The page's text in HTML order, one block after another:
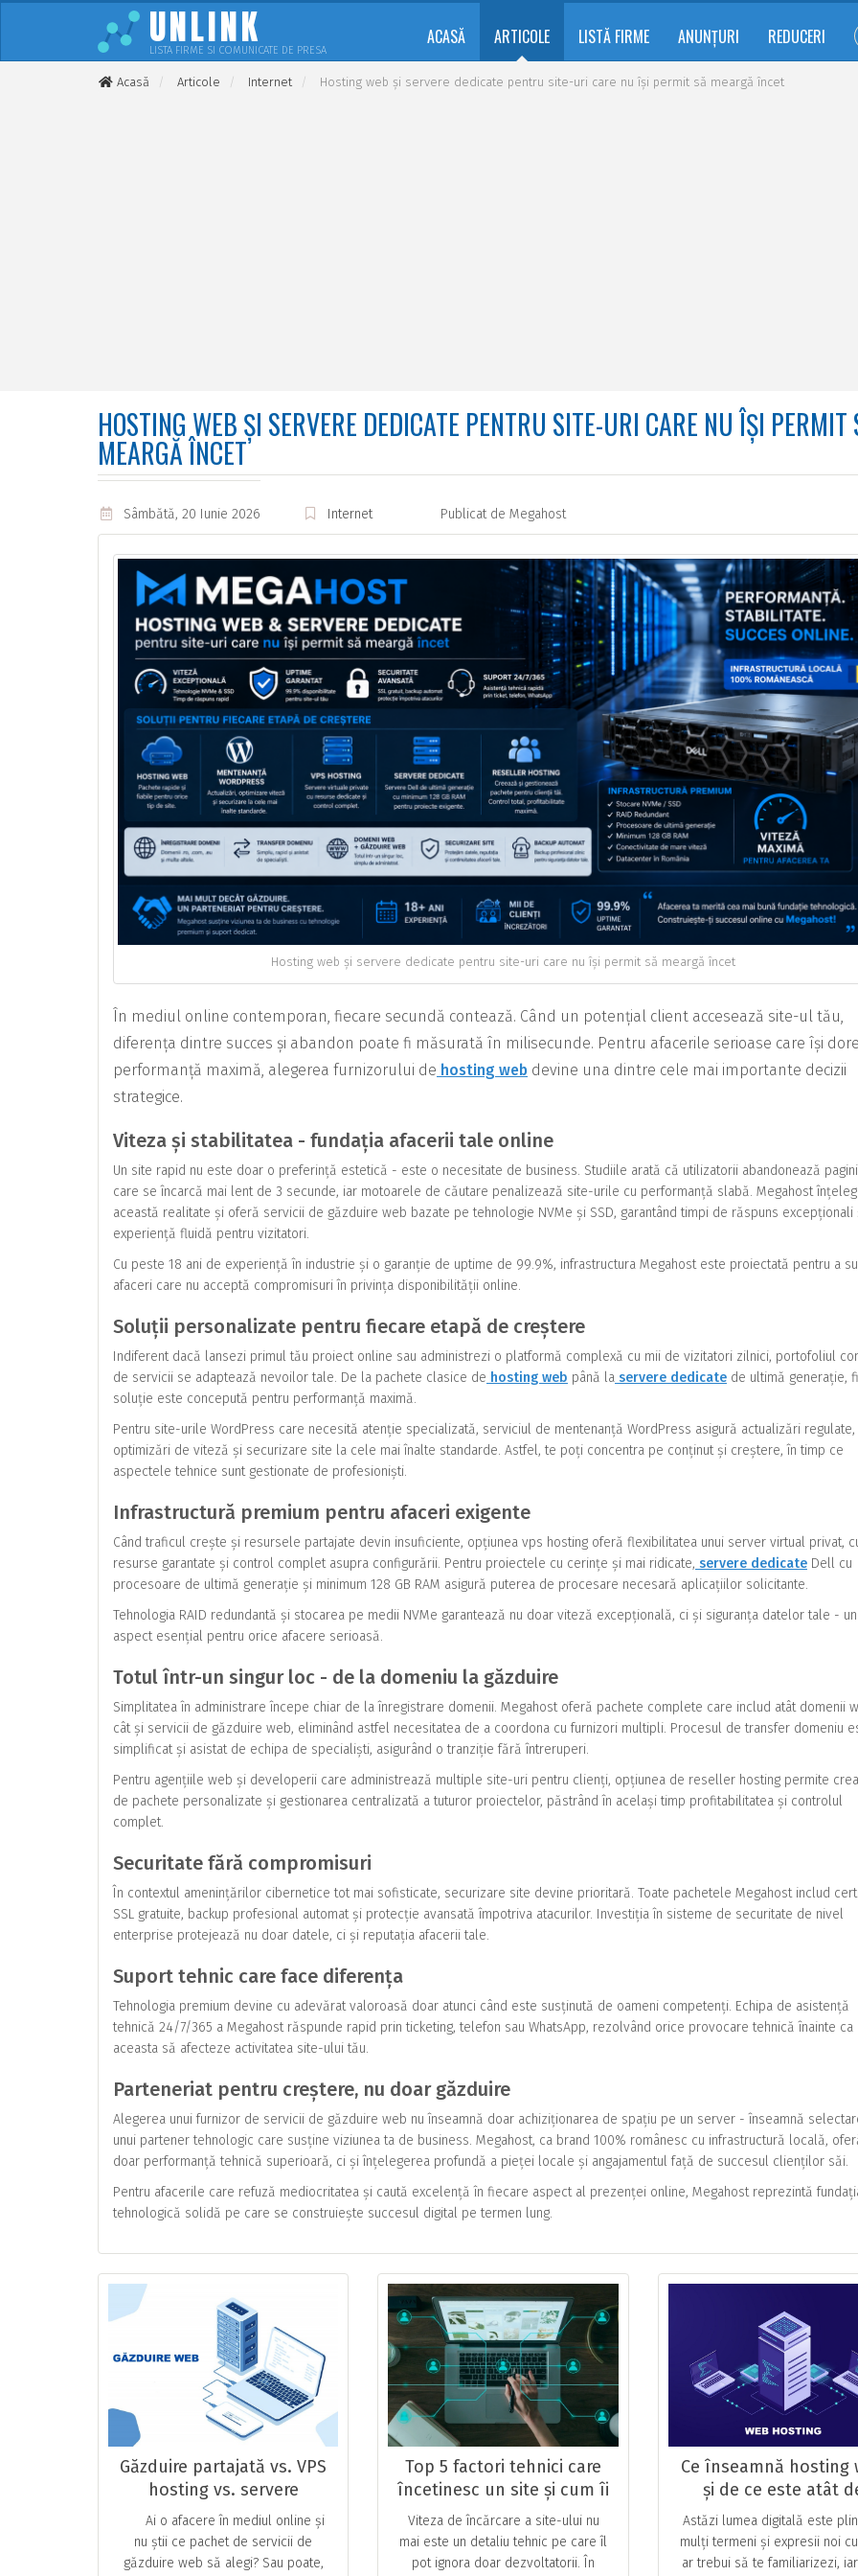
UNLINK
LISTA FIRME SI COMUNICATE DE PRESA
ACASĂ ARTICOLE LISTĂ FIRME ANUNȚURI REDUCERI
Acasă Articole Internet Hosting web și servere dedicate pentru site-uri care nu își permit să meargă încet
HOSTING WEB ȘI SERVERE DEDICATE PENTRU SITE-URI CARE NU ÎȘI PERMIT
MEARGĂ ÎNCET
Sâmbătă, 20 Iunie 2026 Internet Publicat de Megahost
Hosting web și servere dedicate pentru site-uri care nu își permit să meargă încet
În mediul online contemporan, fiecare secundă contează. Când un potențial client accesează site-ul tău,
diferența dintre succes și abandon poate fi măsurată în milisecunde. Pentru afacerile serioase care își
performanță maximă, alegerea furnizorului de hosting web devine una dintre cele mai importante decizii
strategice.
Viteza și stabilitatea - fundația afacerii tale online
Un site rapid nu este doar o preferință estetică - este o necesitate de business. Studiile arată că utilizatorii abandonează
care se încarcă mai lent de 3 secunde, iar motoarele de căutare penalizează site-urile cu performanță slabă. Megahost
această realitate și oferă servicii de găzduire web bazate pe tehnologie NVMe și SSD, garantând timpi de răspuns excepționali
experiență fluidă pentru vizitatori.
Cu peste 18 ani de experiență în industrie și o garanție de uptime de 99.9%, infrastructura Megahost este proiectată pentru a
afaceri care nu acceptă compromisuri în privința disponibilității online.
Soluții personalizate pentru fiecare etapă de creștere
Indiferent dacă lansezi primul tău proiect online sau administrezi o platformă complexă cu mii de vizitatori zilnici, portofoliul
de servicii se adaptează nevoilor tale. De la pachete clasice de hosting web până la servere dedicate de ultimă generație,
soluție este concepută pentru performanță maximă.
Pentru site-urile WordPress care necesită atenție specializată, serviciul de mentenanță WordPress asigură actualizări regulate,
optimizări de viteză și securizare site la cele mai înalte standarde. Astfel, te poți concentra pe conținut și creștere, în timp ce
aspectele tehnice sunt gestionate de profesioniști.
Infrastructură premium pentru afaceri exigente
Când traficul crește și resursele partajate devin insuficiente, opțiunea vps hosting oferă flexibilitatea unui server virtual privat,
resurse garantate și control complet asupra configurării. Pentru proiectele cu cerințe și mai ridicate, servere dedicate Dell cu
procesoare de ultimă generație și minimum 128 GB RAM asigură puterea de procesare necesară aplicațiilor solicitante.
Tehnologia RAID redundantă și stocarea pe medii NVMe garantează nu doar viteză excepțională, ci și siguranța datelor tale - un
aspect esențial pentru orice afacere serioasă.
Totul într-un singur loc - de la domeniu la găzduire
Simplitatea în administrare începe chiar de la înregistrare domenii. Megahost oferă pachete complete care includ atât domenii
cât și servicii de găzduire web, eliminând astfel necesitatea de a coordona cu furnizori multipli. Procesul de transfer domeniu
simplificat și asistat de echipa de specialiști, asigurând o tranziție fără întreruperi.
Pentru agențiile web și developerii care administrează multiple site-uri pentru clienți, opțiunea de reseller hosting permite
de pachete personalizate și gestionarea centralizată a tuturor proiectelor, păstrând în același timp profitabilitatea și controlul
complet.
Securitate fără compromisuri
În contextul amenințărilor cibernetice tot mai sofisticate, securizare site devine prioritară. Toate pachetele Megahost includ
SSL gratuite, backup profesional automat și protecție avansată împotriva atacurilor. Investiția în sisteme de securitate de nivel
enterprise protejează nu doar datele, ci și reputația afacerii tale.
Suport tehnic care face diferența
Tehnologia premium devine cu adevărat valoroasă doar atunci când este susținută de oameni competenți. Echipa de asistență
tehnică 24/7/365 a Megahost răspunde rapid prin ticketing, telefon sau WhatsApp, rezolvând orice provocare tehnică înainte ca
aceasta să afecteze activitatea site-ului tău.
Parteneriat pentru creștere, nu doar găzduire
Alegerea unui furnizor de servicii de găzduire web nu înseamnă doar achiziționarea de spațiu pe un server - înseamnă
unui partener tehnologic care susține viziunea ta de business. Megahost, ca brand 100% românesc cu infrastructură locală,
doar performanță tehnică superioară, ci și înțelegerea profundă a pieței locale și angajamentul față de succesul clienților săi.
Pentru afacerile care refuză mediocritatea și caută excelență în fiecare aspect al prezenței online, Megahost reprezintă
tehnologică solidă pe care se construiește succesul digital pe termen lung.
Găzduire partajată vs. VPS
hosting vs. servere
dedicate
Ai o afacere în mediul online și
nu știi ce pachet de servicii de
găzduire web să alegi? Sau poate,
Top 5 factori tehnici care
încetinesc un site și cum îi
rezolvi cu un hosting
performant
Viteza de încărcare a site-ului nu
mai este un detaliu tehnic pe care îl
pot ignora doar dezvoltatorii. În
Ce înseamnă hosting
și de ce este atât
important pentru un
Astăzi lumea digitală este
mulți termeni și expresii noi
ar trebui să te familiarizezi,